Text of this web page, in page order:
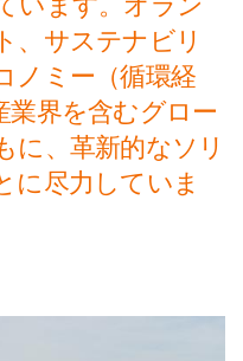
います。オラン
、サステナビリ
ノミー（循環経
業界を含むグロー
に、革新的なソリ
に尽力していま
ュール